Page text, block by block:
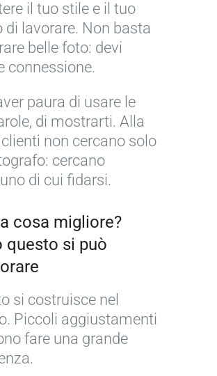
il tuo stile e il tuo
di lavorare. Non basta
belle foto: devi
connessione.
paura di usare le
di mostrarti. Alla
non cercano solo
cercano
di cui fidarsi.
cosa migliore?
questo si può
si costruisce nel
Piccoli aggiustamenti
fare una grande
o
g
r
a
o
p
r
i
n
i
p
i
t
e
d
a
d
e
f
g
i
à
p
a
t
d
l
i
a
t
r
a
t
g
i
e
c
h
a
v
e
e
r
o
t
v
o
s
t
o
s
i
t
o
e
d
o
t
o